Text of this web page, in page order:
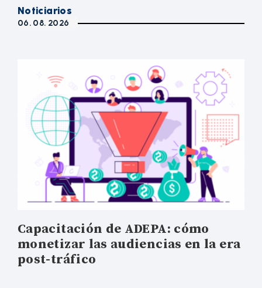
Noticiarios
06. 08. 2026
Capacitación de ADEPA: cómo
monetizar las audiencias en la era
post-tráfico